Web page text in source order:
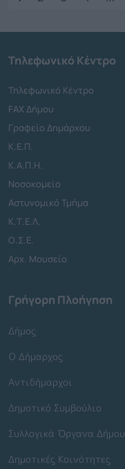
Τηλεφωνικό Κέντρο
Τηλεφωνικό Κέντρο
FAX Δήμου
Γραφείο Δημάρχου
Κ.Ε.Π.
Κ.Α.Π.Η.
Νοσοκομείο
Αστυνομικό Τμήμα
Κ.Τ.Ε.Λ.
Ο.Σ.Ε.
Αρχ. Μουσείο
Γρήγορη Πλοήγηση
Δήμος
Ο Δήμαρχος
Αντιδήμαρχοι
Δημοτικό Συμβούλιο
Συλλογικά Όργανα Δήμου
Δημοτικές Κοινότητες